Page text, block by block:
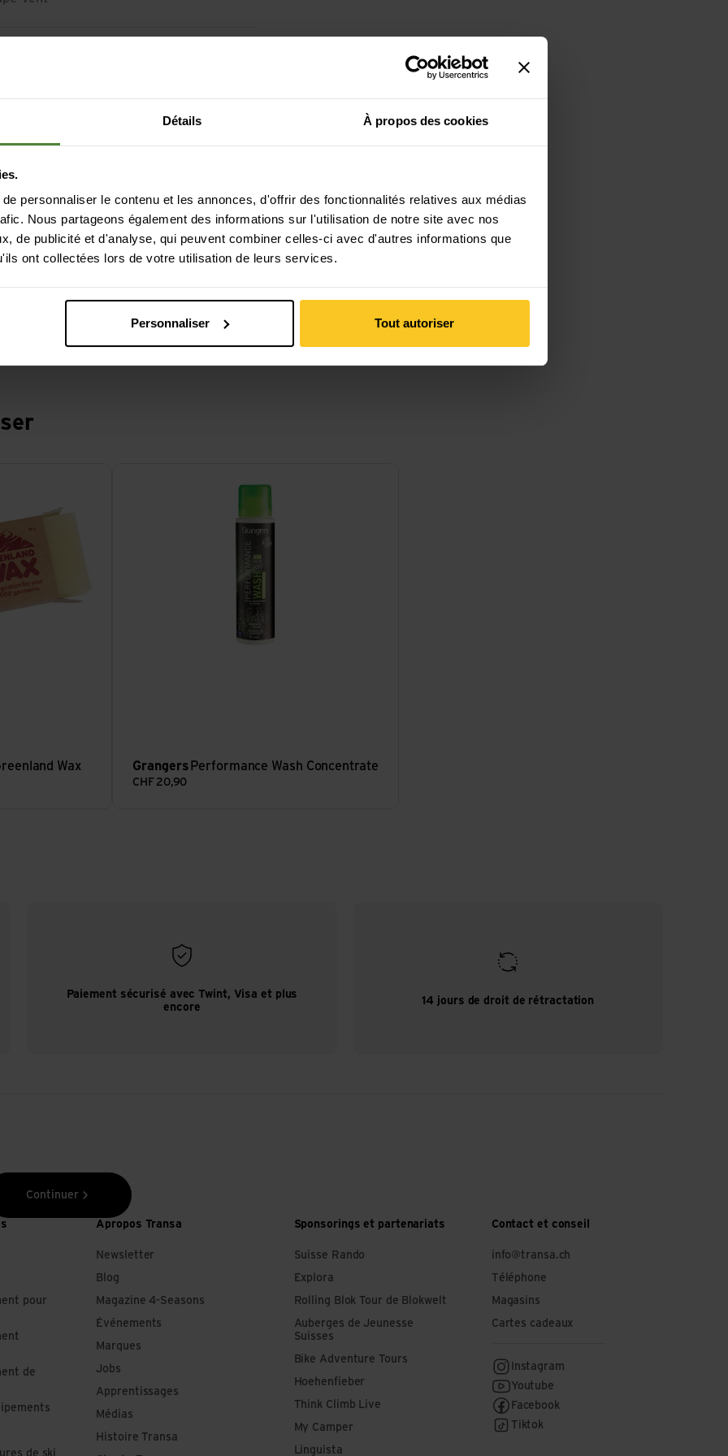
Détails À propos des cookies
personnaliser le contenu et les annonces, d'offrir des fonctionnalités relatives aux médias
Nous partageons également des informations sur l'utilisation de notre site avec nos
de publicité et d'analyse, qui peuvent combiner celles-ci avec d'autres informations que
ont collectées lors de votre utilisation de leurs services.
Personnaliser Tout autoriser
Wax Grangers Performance Wash Concentrate
CHF 20,90
Paiement sécurisé avec Twint, Visa et plus
encore
14 jours de droit de rétractation
Continuer
pour
de
Apropos Transa
Newsletter
Blog
Magazine 4-Seasons
Événements
Marques
Jobs
Apprentissages
Médias
Histoire Transa
Sponsorings et partenariats
Suisse Rando
Explora
Rolling Blok Tour de Blokwelt
Auberges de Jeunesse
Suisses
Bike Adventure Tours
Hoehenfieber
Think Climb Live
My Camper
Linguista
Contact et conseil
info@transa.ch
Téléphone
Magasins
Cartes cadeaux
Instagram
Youtube
Facebook
Tiktok